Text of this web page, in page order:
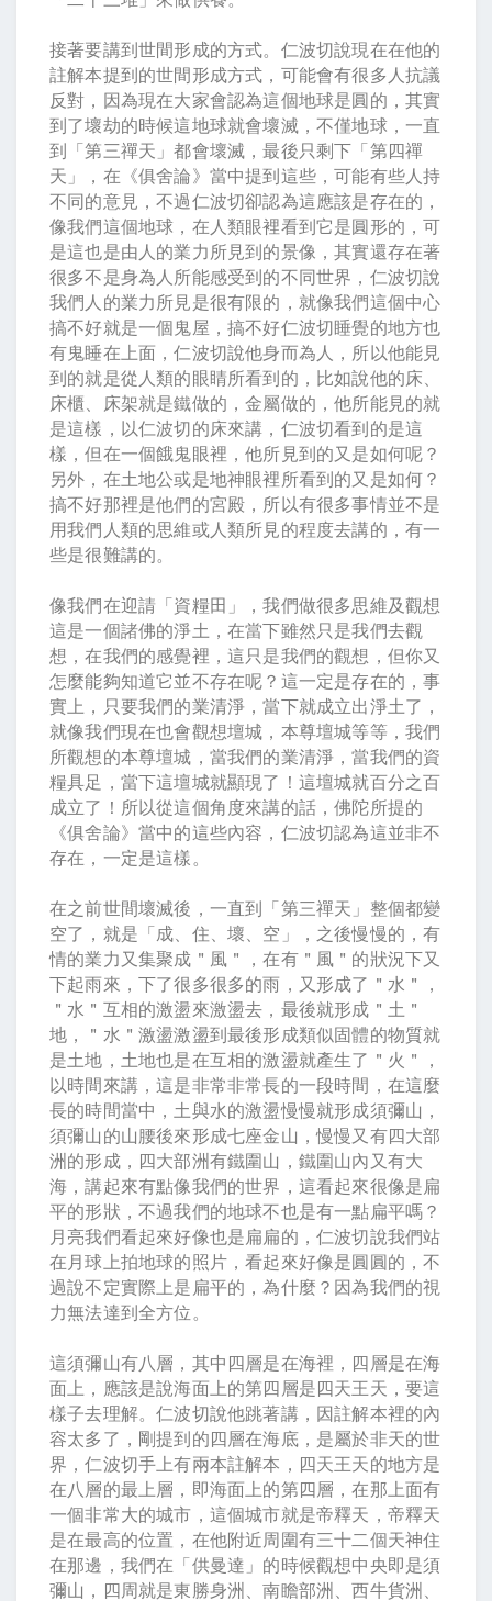
接著要講到世間形成的方式。仁波切說現在在他的
註解本提到的世間形成方式，可能會有很多人抗議
反對，因為現在大家會認為這個地球是圓的，其實
到了壞劫的時候這地球就會壞滅，不僅地球，一直
到「第三禪天」都會壞滅，最後只剩下「第四禪
天」，在《俱舍論》當中提到這些，可能有些人持
不同的意見，不過仁波切卻認為這應該是存在的，
像我們這個地球，在人類眼裡看到它是圓形的，可
是這也是由人的業力所見到的景像，其實還存在著
很多不是身為人所能感受到的不同世界，仁波切說
我們人的業力所見是很有限的，就像我們這個中心
搞不好就是一個鬼屋，搞不好仁波切睡覺的地方也
有鬼睡在上面，仁波切說他身而為人，所以他能見
到的就是從人類的眼睛所看到的，比如說他的床、
床櫃、床架就是鐵做的，金屬做的，他所能見的就
是這樣，以仁波切的床來講，仁波切看到的是這
樣，但在一個餓鬼眼裡，他所見到的又是如何呢？
另外，在土地公或是地神眼裡所看到的又是如何？
搞不好那裡是他們的宮殿，所以有很多事情並不是
用我們人類的思維或人類所見的程度去講的，有一
些是很難講的。
像我們在迎請「資糧田」，我們做很多思維及觀想
這是一個諸佛的淨土，在當下雖然只是我們去觀
想，在我們的感覺裡，這只是我們的觀想，但你又
怎麼能夠知道它並不存在呢？這一定是存在的，事
實上，只要我們的業清淨，當下就成立出淨土了，
就像我們現在也會觀想壇城，本尊壇城等等，我們
所觀想的本尊壇城，當我們的業清淨，當我們的資
糧具足，當下這壇城就顯現了！這壇城就百分之百
成立了！所以從這個角度來講的話，佛陀所提的
《俱舍論》當中的這些內容，仁波切認為這並非不
存在，一定是這樣。
在之前世間壞滅後，一直到「第三禪天」整個都變
空了，就是「成、住、壞、空」，之後慢慢的，有
情的業力又集聚成＂風＂，在有＂風＂的狀況下又
下起雨來，下了很多很多的雨，又形成了＂水＂，
＂水＂互相的激盪來激盪去，最後就形成＂土＂
地，＂水＂激盪激盪到最後形成類似固體的物質就
是土地，土地也是在互相的激盪就產生了＂火＂，
以時間來講，這是非常非常長的一段時間，在這麼
長的時間當中，土與水的激盪慢慢就形成須彌山，
須彌山的山腰後來形成七座金山，慢慢又有四大部
洲的形成，四大部洲有鐵圍山，鐵圍山內又有大
海，講起來有點像我們的世界，這看起來很像是扁
平的形狀，不過我們的地球不也是有一點扁平嗎？
月亮我們看起來好像也是扁扁的，仁波切說我們站
在月球上拍地球的照片，看起來好像是圓圓的，不
過說不定實際上是扁平的，為什麼？因為我們的視
力無法達到全方位。
這須彌山有八層，其中四層是在海裡，四層是在海
面上，應該是說海面上的第四層是四天王天，要這
樣子去理解。仁波切說他跳著講，因註解本裡的內
容太多了，剛提到的四層在海底，是屬於非天的世
界，仁波切手上有兩本註解本，四天王天的地方是
在八層的最上層，即海面上的第四層，在那上面有
一個非常大的城市，這個城市就是帝釋天，帝釋天
是在最高的位置，在他附近周圍有三十二個天神住
在那邊，我們在「供曼達」的時候觀想中央即是須
彌山，四周就是東勝身洲、南瞻部洲、西牛貨洲、